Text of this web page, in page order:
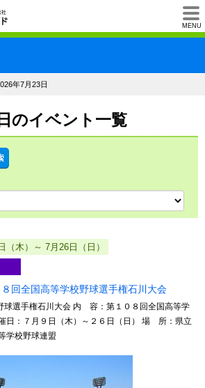
MENU
一般財団法人石川
年7月23日
のイベント一覧
（木）～ 7月26日（日）
８回全国高等学校野球選手権石川大会
球選手権石川大会 内 容：第１０８回全国高等学
日：７月９日（木）～２６日（日） 場 所：県立
学校野球連盟